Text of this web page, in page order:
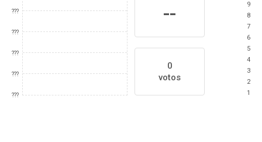
???
???
???
???
???
--
0
votos
9
8
7
6
5
4
3
2
1